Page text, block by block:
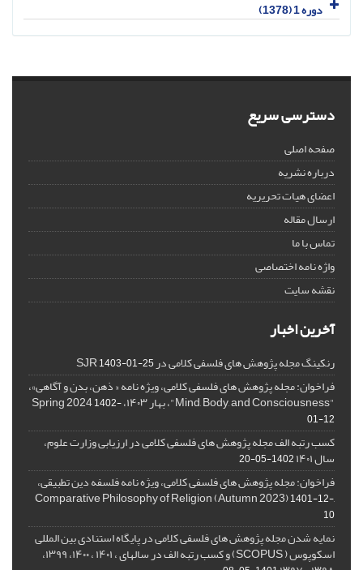
دوره 1 (1378)
دسترسی سریع
صفحه اصلی
درباره نشریه
اعضای هیات تحریریه
ارسال مقاله
تماس با ما
واژه نامه اختصاصی
نقشه سایت
آخرین اخبار
رنکینگ مجله پژوهش های فلسفی کلامی در SJR1403-01-25
فراخوان: مجله پژوهش های فلسفی کلامی، ویژه نامه « ذهن، بدن و آگاهی»،
"Mind, Body, and Consciousness"، بهار ۱۴۰۳، Spring 2024
1402-
01-12
کسب رتبه الف مجله پژوهش های فلسفی کلامی در ارزیابی وزارت علوم،
سال ۱۴۰۱ 1402-05-20
فراخوان: مجله پژوهش های فلسفی کلامی، ویژه نامه فلسفه دین تطبیقی،
,Comparative Philosophy of Religion (Autumn 2023)
1401-12-
10
نمایه شدن مجله پژوهش های فلسفی کلامی در پایگاه استنادی بین المللی
اسکوپوس ( SCOPUS) و کسب رتبه الف در سالهای ، ۱۴۰۱ ، ۱۴۰۰، ۱۳۹۹،